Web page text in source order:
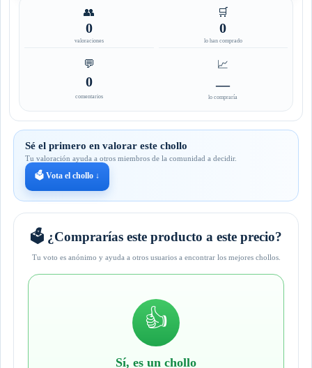
👥
0
valoraciones
🛒
0
lo han comprado
💬
0
comentarios
📈
—
lo compraría
Sé el primero en valorar este chollo
Tu valoración ayuda a otros miembros de la comunidad a decidir.
🗳️ Vota el chollo ↓
🗳️ ¿Comprarías este producto a este precio?
Tu voto es anónimo y ayuda a otros usuarios a encontrar los mejores chollos.
👍
Sí, es un chollo